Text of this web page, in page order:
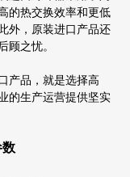
的热交换效率和更低
外，原装进口产品还
顾之忧。
产品，就是选择高
的生产运营提供坚实